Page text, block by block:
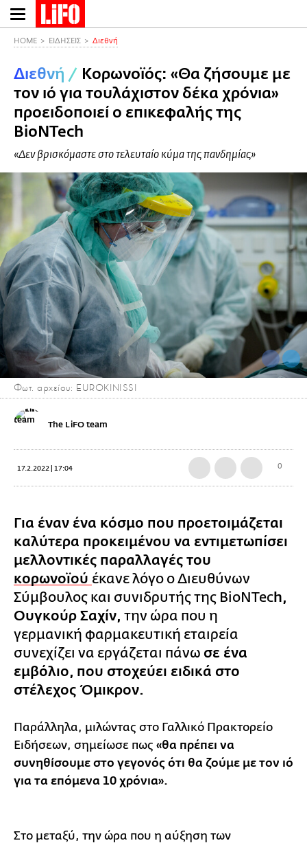
Παράκαμψη
προς
περιεχόμενο
HOME ΕΙΔΗΣΕΙΣ Διεθνή
Διεθνή / Κορωνοϊός: «Θα ζήσουμε με
τον ιό για τουλάχιστον δέκα χρόνια»
προειδοποιεί ο επικεφαλής της
BioNTech
«Δεν βρισκόμαστε στο τελευταίο κύμα της πανδημίας»
Φωτ. αρχείου: EUROKINISSI
The LiFO team
17.2.2022 | 17:04 0
Για έναν ένα κόσμο που προετοιμάζεται
καλύτερα προκειμένου να εντιμετωπίσει
μελλοντικές παραλλαγές του
κορωνοϊού έκανε λόγο ο Διευθύνων
Σύμβουλος και συνιδρυτής της BioNTech,
Ουγκούρ Σαχίν, την ώρα που η
γερμανική φαρμακευτική εταιρεία
συνεχίζει να εργάζεται πάνω σε ένα
εμβόλιο, που στοχεύει ειδικά στo
στέλεχος Όμικρον.
Παράλληλα, μιλώντας στο Γαλλικό Πρακτορείο
Ειδήσεων, σημείωσε πως «θα πρέπει να
συνηθίσουμε στο γεγονός ότι θα ζούμε με τον ιό
για τα επόμενα 10 χρόνια».
Στο μεταξύ, την ώρα που η αύξηση των